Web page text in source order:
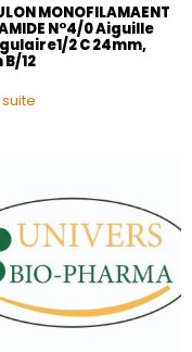
MONOFILAMAENT
N°4/0 Aiguille
2 C 24mm,
12